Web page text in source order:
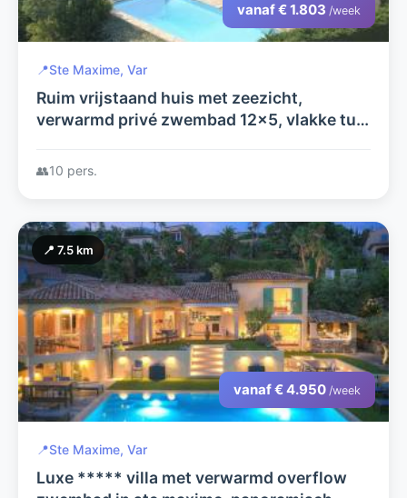
vanaf € 1.803 /week
📍Ste Maxime, Var
Ruim vrijstaand huis met zeezicht,
verwarmd privé zwembad 12x5, vlakke tuin
doodlopende weg, nabij 18-holes
👥10 pers.
📍 7.5 km
vanaf € 4.950 /week
📍Ste Maxime, Var
Luxe ***** villa met verwarmd overflow